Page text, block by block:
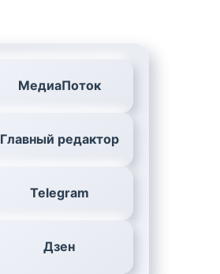
МедиаПоток
Главный редактор
Telegram
Дзен